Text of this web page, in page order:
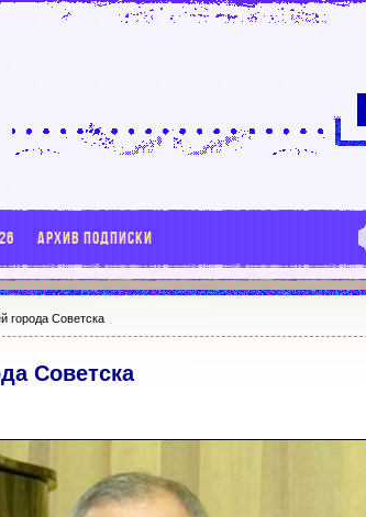
АРХИВ ПОДПИСКИ
города Советска
Советска